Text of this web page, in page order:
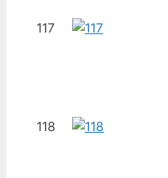
117
118